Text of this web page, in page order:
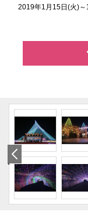
2019年1月15日(火)